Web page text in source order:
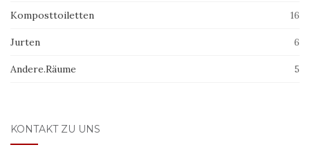
Komposttoiletten 16
Jurten 6
Andere.Räume 5
KONTAKT ZU UNS